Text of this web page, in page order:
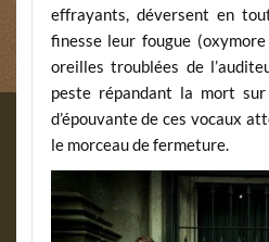
effrayants, déversent en
finesse leur fougue
oreilles troublées de
peste répandant la mort
d’épouvante de ces vocaux
le morceau de fermeture.